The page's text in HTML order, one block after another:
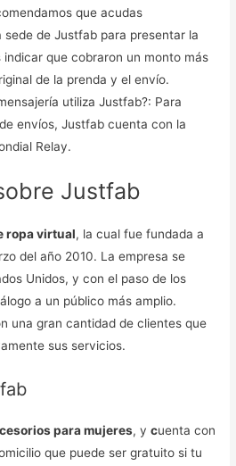
que acudas
sede de Justfab para presentar la
que cobraron un monto más
de la prenda y el envío.
utiliza Justfab?: Para
envíos, Justfab cuenta con la
Relay.
Justfab
ropa virtual, la cual fue fundada a
del año 2010. La empresa se
Unidos, y con el paso de los
a un público más amplio.
una gran cantidad de clientes que
sus servicios.
para mujeres, ycuenta con
que puede ser gratuito si tu